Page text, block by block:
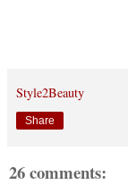
Style2Beauty
Share
26 comments: